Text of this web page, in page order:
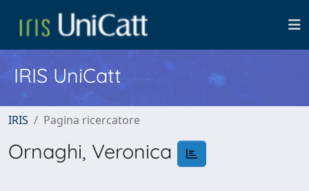
IRIS UniCatt
IRIS Pagina ricercatore
Ornaghi, Veronica